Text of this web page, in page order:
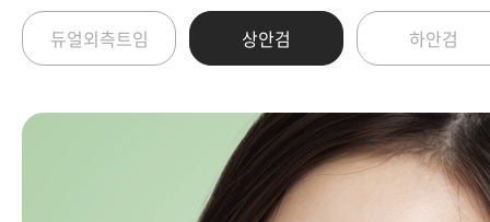
듀얼외측트임 상안검 하안검